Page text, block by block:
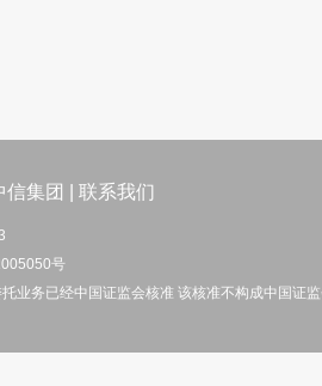
信集团 联系我们
号
业务已经中国证监会核准 该核准不构成中国证